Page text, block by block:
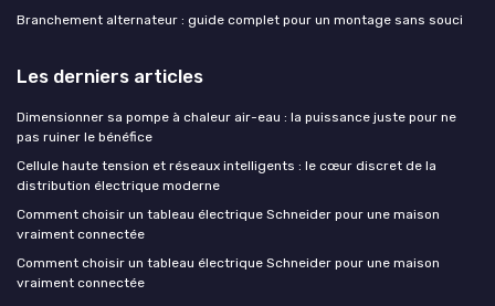
Branchement alternateur : guide complet pour un montage sans souci
Les derniers articles
Dimensionner sa pompe à chaleur air-eau : la puissance juste pour ne
pas ruiner le bénéfice
Cellule haute tension et réseaux intelligents : le cœur discret de la
distribution électrique moderne
Comment choisir un tableau électrique Schneider pour une maison
vraiment connectée
Comment choisir un tableau électrique Schneider pour une maison
vraiment connectée